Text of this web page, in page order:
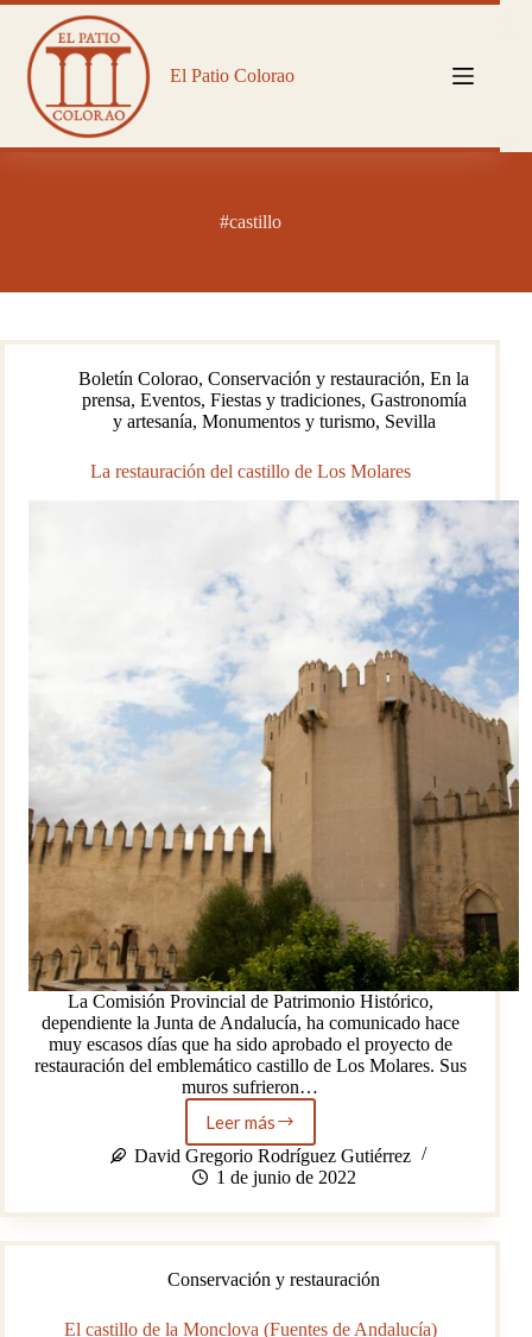
Saltar
contenido
El Patio Colorao
#castillo
Boletín Colorao,Conservación y restauración,En la
prensa, Eventos, Fiestas y tradiciones, Gastronomía
y artesanía, Monumentos y turismo, Sevilla
La restauración del castillo de Los Molares
La Comisión Provincial de Patrimonio Histórico,
dependiente la Junta de Andalucía, ha comunicado hace
muy escasos días que ha sido aprobado el proyecto de
restauración del emblemático castillo de Los Molares. Sus
muros sufrieron…
Leer más
La
restauración
del
de
Los
David Gregorio Rodríguez Gutiérrez
1 de junio de 2022
Conservación y restauración
El castillo de la Monclova (Fuentes de Andalucía)